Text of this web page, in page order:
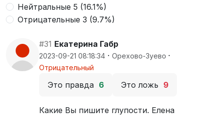
Нейтральные 5 (16.1%)
Отрицательные 3 (9.7%)
#31 Екатерина Габр
2023-09-21 08:18:34 · Орехово-Зуево ·
Отрицательный
Это правда 6 Это ложь 9
Какие Вы пишите глупости. Елена